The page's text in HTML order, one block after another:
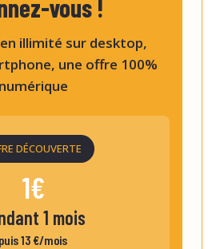
vous !
illimité sur desktop,
une offre 100%
numérique
DÉCOUVERTE
1€
1 mois
puis 13 €/mois